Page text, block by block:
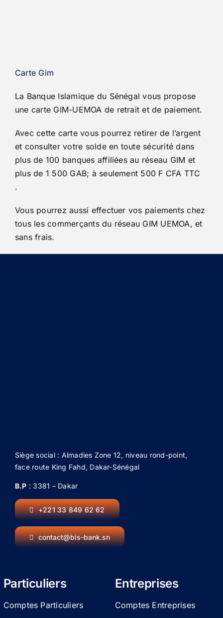
Carte Gim
La Banque Islamique du Sénégal vous propose
une carte GIM-UEMOA de retrait et de paiement.
Avec cette carte vous pourrez retirer de l’argent
et consulter votre solde en toute sécurité dans
plus de 100 banques affiliées au réseau GIM et
plus de 1 500 GAB; à seulement 500 F CFA TTC
.
Vous pourrez aussi effectuer vos paiements chez
tous les commerçants du réseau GIM UEMOA, et
sans frais.
Siège social : Almadies Zone 12, niveau rond-point,
face route King Fahd, Dakar-Sénégal
B.P : 3381 – Dakar
+221 33 849 62 62
contact@bis-bank.sn
Particuliers
Comptes Particuliers
Entreprises
Comptes Entreprises